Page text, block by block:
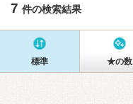
7 件の検索結果
標準 ★の数